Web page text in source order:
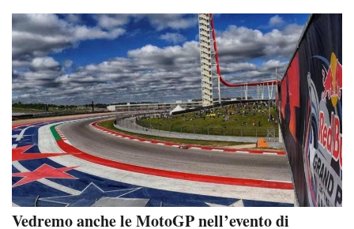
Vedremo anche le MotoGP nell’evento di